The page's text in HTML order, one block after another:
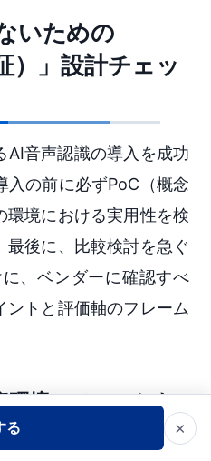
いための
）」設計チェッ
AI音声認識の導入を成功
入の前に必ずPoC（概念
環境における実用性を検
後に、比較検討を急ぐ
、ベンダーに確認すべ
ントと評価軸のフレーム
環境」でテストす
る ×